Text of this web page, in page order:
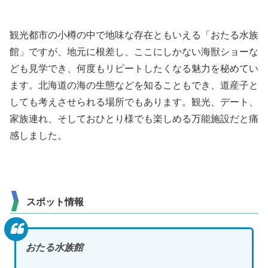
観光都市の小樽の中で地味な存在ともいえる「おたる水族
館」ですが、地元に根差し、ここにしかない海獣ショーな
ども見学でき、何度もリピートしたくなる魅力を秘めてい
ます。北海道の海の生態などを知ることもでき、道産子と
しても考えさせられる場所でもあります。観光、デート、
家族連れ、そしておひとり様でも楽しめる万能施設だと痛
感しました。
スポット情報
おたる水族館